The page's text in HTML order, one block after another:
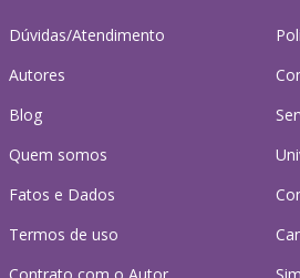
Dúvidas/Atendimento
Autores
Blog
Quem somos
Fatos e Dados
Termos de uso